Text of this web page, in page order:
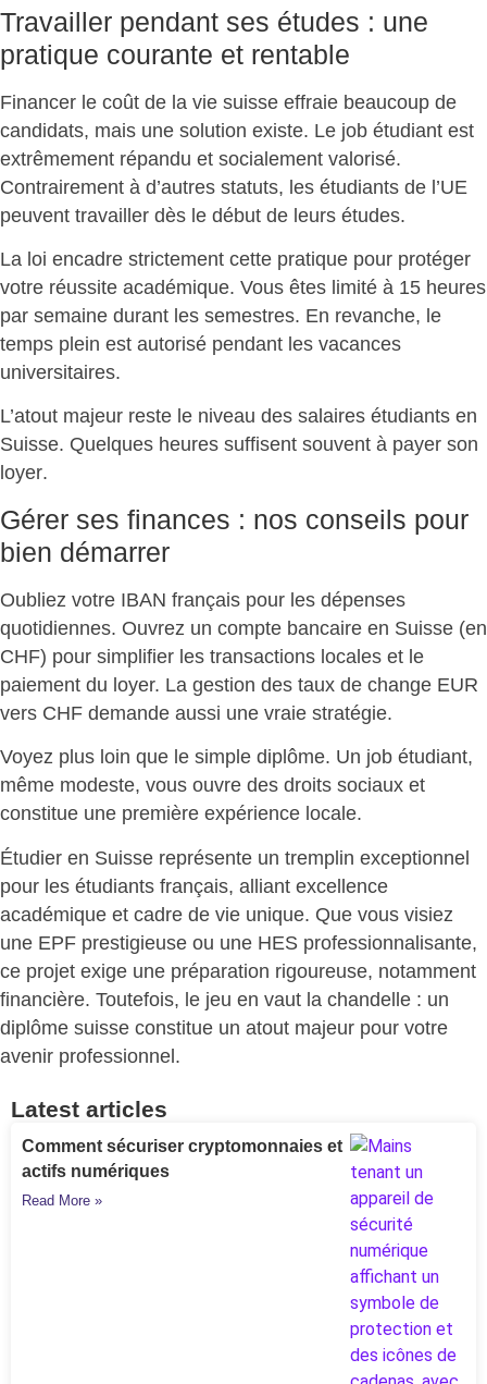
Travailler pendant ses études : une
pratique courante et rentable
Financer le coût de la vie suisse effraie beaucoup de
candidats, mais une solution existe. Le job étudiant est
extrêmement répandu et socialement valorisé.
Contrairement à d’autres statuts, les étudiants de l’UE
peuvent travailler dès le début de leurs études.
La loi encadre strictement cette pratique pour protéger
votre réussite académique. Vous êtes limité à 15 heures
par semaine durant les semestres. En revanche, le
temps plein est autorisé pendant les vacances
universitaires.
L’atout majeur reste le niveau des salaires étudiants en
Suisse. Quelques heures suffisent souvent à payer son
loyer.
Gérer ses finances : nos conseils pour
bien démarrer
Oubliez votre IBAN français pour les dépenses
quotidiennes. Ouvrez un compte bancaire en Suisse (en
CHF) pour simplifier les transactions locales et le
paiement du loyer. La gestion des taux de change EUR
vers CHF demande aussi une vraie stratégie.
Voyez plus loin que le simple diplôme. Un job étudiant,
même modeste, vous ouvre des droits sociaux et
constitue une première expérience locale.
Étudier en Suisse représente un tremplin exceptionnel
pour les étudiants français, alliant excellence
académique et cadre de vie unique. Que vous visiez
une EPF prestigieuse ou une HES professionnalisante,
ce projet exige une préparation rigoureuse, notamment
financière. Toutefois, le jeu en vaut la chandelle : un
diplôme suisse constitue un atout majeur pour votre
avenir professionnel.
Latest articles
Comment sécuriser cryptomonnaies et
actifs numériques
Read More »